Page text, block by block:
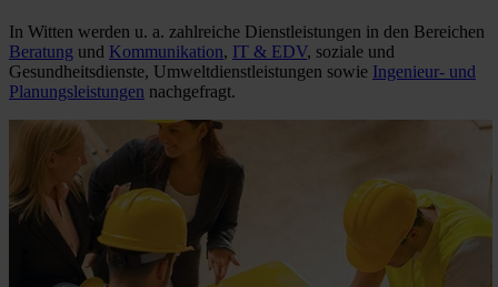
In Witten werden u. a. zahlreiche Dienstleistungen in den Bereichen
Beratung und Kommunikation, IT & EDV, soziale und
Gesundheitsdienste, Umweltdienstleistungen sowie Ingenieur- und
Planungsleistungen nachgefragt.